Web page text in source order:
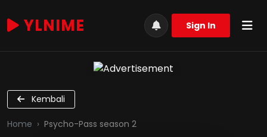
YLNIME Sign In
Kembali
Home Psycho-Pass season 2